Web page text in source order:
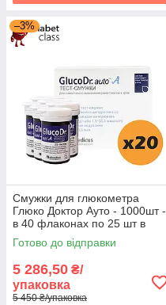
–3%
Смужки для глюкометра
Глюко Доктор Ауто - 1000шт -
в 40 флаконах по 25 шт в
упаковці
Готово до відправки
5 286,50 ₴/
упаковка
5 450 ₴/упаковка